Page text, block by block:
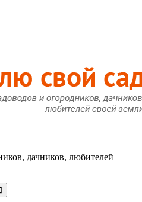
дачников, любителей